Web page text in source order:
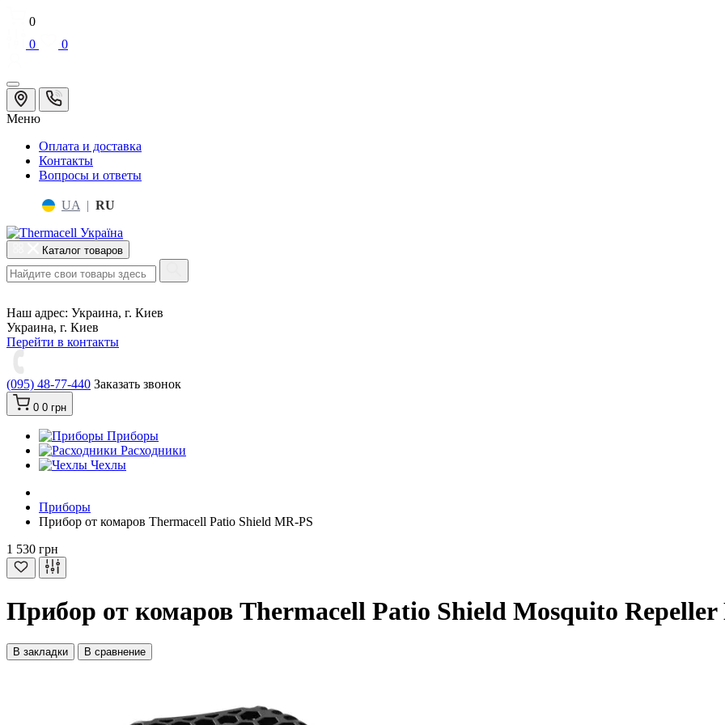
0
0
0
Меню
Оплата и доставка
Контакты
Вопросы и ответы
UA | RU
Каталог товаров
Наш адрес: Украина, г. Киев
Украина, г. Киев
Перейти в контакты
(095) 48-77-440 Заказать звонок
0 0 грн
Приборы
Расходники
Чехлы
Приборы
Прибор от комаров Thermacell Patio Shield MR-PS
1 530 грн
Прибор от комаров Thermacell Patio Shield Mosquito Repeller
В закладки В сравнение